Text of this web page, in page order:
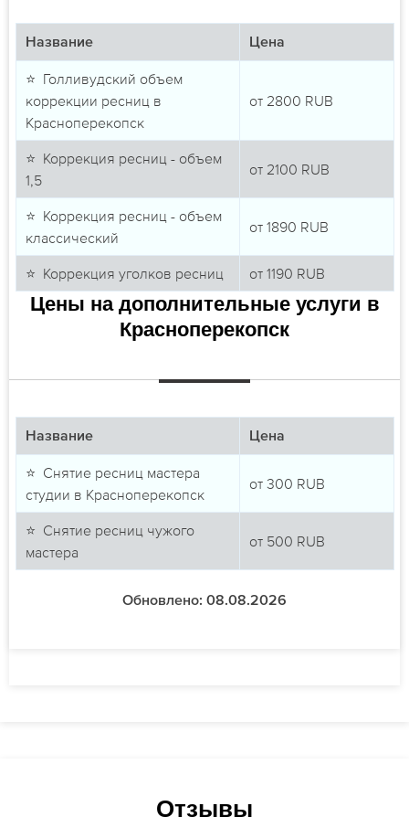
Название Цена
⭐ Голливудский объем
коррекции ресниц в
Красноперекопск
от 2800 RUB
⭐ Коррекция ресниц - объем
1,5
от 2100 RUB
⭐ Коррекция ресниц - объем
классический
от 1890 RUB
⭐ Коррекция уголков ресниц от 1190 RUB
Цены на дополнительные услуги в
Красноперекопск
Название Цена
⭐ Снятие ресниц мастера
студии в Красноперекопск
от 300 RUB
⭐ Снятие ресниц чужого
мастера
от 500 RUB
Обновлено: 08.08.2026
Отзывы